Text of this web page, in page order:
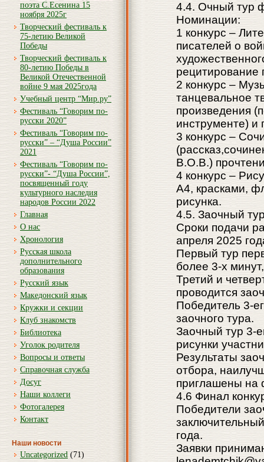
поэта С.Есенина 15
ноября 2025г
Творческий фестиваль к
75-летию Великой
Победы
Творческий фестиваль к
80-летию Победы в
Великой Отечественной
войне 9 мая 2025года
Учебный центр “Мир.ру”
Фестиваль “Говорим по-
русски 2020”
Фестиваль “Говорим по-
русски” – “Душа России”
2021
Фестиваль “Говорим по-
русски”- “Душа России”,
посвященный году
культурного наследия
народов России 2022
Главная
О нас
Хронология
Русская школа
дополнительного
образования
Русский язык
Македонский язык
Кружки и секции
Клуб знакомств
Библиотека
Уголок родителя
Вопросы и ответы
Справочная служба
Досуг
Наши коллеги
Фотогалерея
Контакт
Наши новости
Uncategorized (71)
4.4. Очный тур
Номинации:
1 конкурс –
писателей о
рецитирование
2 конкурс –
танцевальное
произведения
инструменте) и
3 конкурс –
В.О.В.)
4 конкурс –
А4, красками,
рисунка.
4.5. Заочный
Сроки подачи
апреля 2025
Первый тур
более 3-х
Третий и
проводится
Победитель 3-
заочного тура.
Заочный тур 3-
рисунки
Результаты
отбора,
приглашены на
4.6 Финал
Победители
года.
Заявки